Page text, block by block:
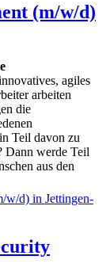
(m/w/d)
agiles
arbeiten
die
Teil davon zu
Dann werde Teil
aus den